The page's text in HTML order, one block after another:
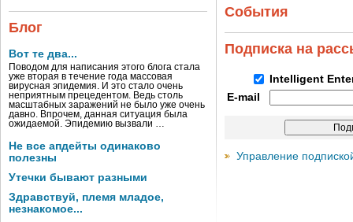
Блог
Вот те два...
Поводом для написания этого блога стала
уже вторая в течение года массовая
вирусная эпидемия. И это стало очень
неприятным прецедентом. Ведь столь
масштабных заражений не было уже очень
давно. Впрочем, данная ситуация была
ожидаемой. Эпидемию вызвали …
Не все апдейты одинаково
полезны
Утечки бывают разными
Здравствуй, племя младое,
незнакомое...
События
Подписка на
Intelligent
E-mail
Управление